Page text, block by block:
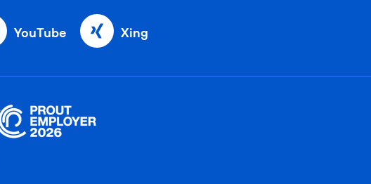
YouTube Xing